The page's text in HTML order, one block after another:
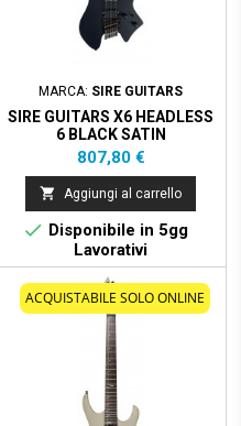
MARCA: SIRE GUITARS
SIRE GUITARS X6 HEADLESS
6 BLACK SATIN
Prezzo
807,80 €
 Aggiungi al carrello
 Disponibile in 5gg
Lavorativi
ACQUISTABILE SOLO ONLINE